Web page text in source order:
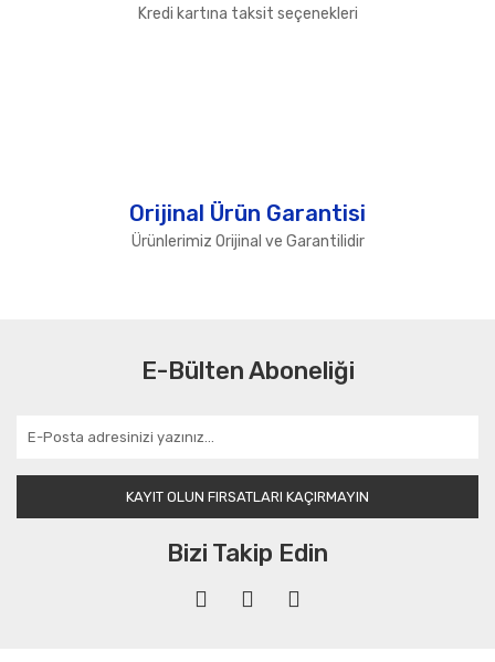
Kredi kartına taksit seçenekleri
Orijinal Ürün Garantisi
Ürünlerimiz Orijinal ve Garantilidir
E-Bülten Aboneliği
KAYIT OLUN FIRSATLARI KAÇIRMAYIN
Bizi Takip Edin